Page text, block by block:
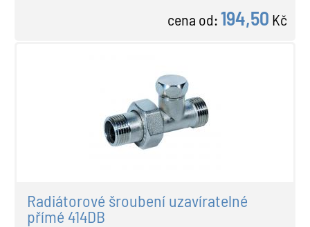
cena od:194,50 Kč
Radiátorové šroubení uzavíratelné
přímé 414DB